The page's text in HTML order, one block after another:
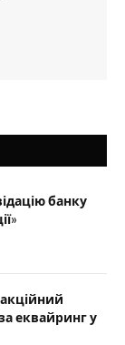
банку
еквайринг у